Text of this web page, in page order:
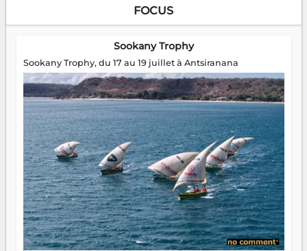
FOCUS
Sookany Trophy
Sookany Trophy, du 17 au 19 juillet à Antsiranana